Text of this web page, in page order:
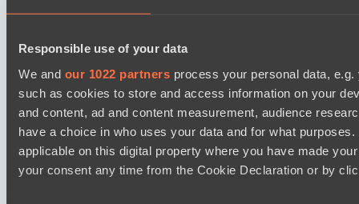
Responsible use of your data
We and our 1022 partners process your personal data,
such as cookies to store and access information on your
and content, ad and content measurement, audience
have a choice in who uses your data and for what
applicable on this digital property where you have made
your consent any time from the Cookie Declaration or by
Direborn Esports
BO3
Mentality Monsters
Lunar Horse Trophy 8
08:00
Six Cats